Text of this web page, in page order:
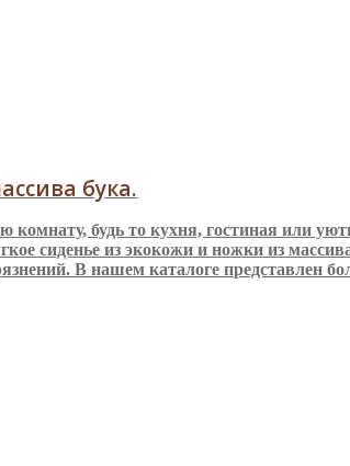
бука.
будь то кухня, гостиная или
сиденье из экокожи и ножки из
В нашем каталоге представлен